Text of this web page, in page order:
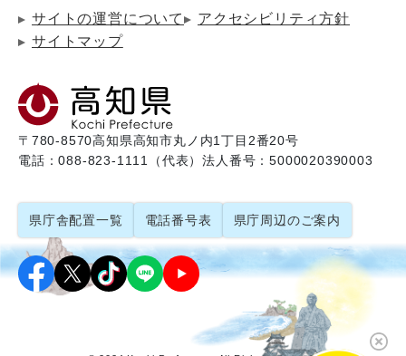
サイトの運営について
アクセシビリティ方針
サイトマップ
〒780-8570高知県高知市丸ノ内1丁目2番20号
電話：088-823-1111（代表）法人番号：5000020390003
県庁舎配置一覧 電話番号表 県庁周辺のご案内